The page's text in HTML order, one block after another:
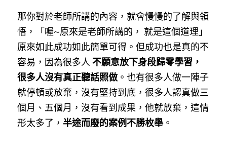
那你對於老師所講的內容，就會慢慢的了解與領
悟，「喔~原來是老師所講的， 就是這個道理」
原來如此成功如此簡單可得。但成功也是真的不
容易，因為很多人 不願意放下身段歸零學習，
很多人沒有真正聽話照做 。也有很多人做一陣子
就停頓或放棄，沒有堅持到底，很多人認真做三
個月、五個月，沒有看到成果，他就放棄，這情
形太多了， 半途而廢的案例不勝枚舉。